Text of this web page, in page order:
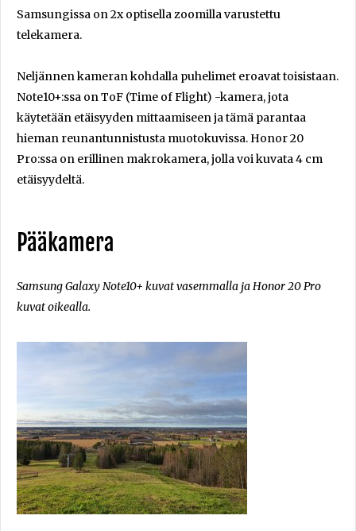
Samsungissa on 2x optisella zoomilla varustettu
telekamera.
Neljännen kameran kohdalla puhelimet eroavat toisistaan.
Note10+:ssa on ToF (Time of Flight) -kamera, jota
käytetään etäisyyden mittaamiseen ja tämä parantaa
hieman reunantunnistusta muotokuvissa. Honor 20
Pro:ssa on erillinen makrokamera, jolla voi kuvata 4 cm
etäisyydeltä.
Pääkamera
Samsung Galaxy Note10+ kuvat vasemmalla ja Honor 20 Pro
kuvat oikealla.